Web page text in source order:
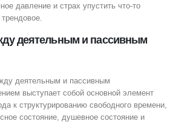
давление и страх упустить что-то
деятельным и пассивным
деятельным и пассивным
выступает собой основной элемент
к структурированию свободного времени,
состояние, душевное состояние и